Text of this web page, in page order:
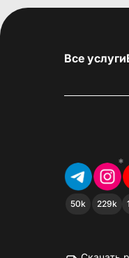
Все услуги
50k
*
229k